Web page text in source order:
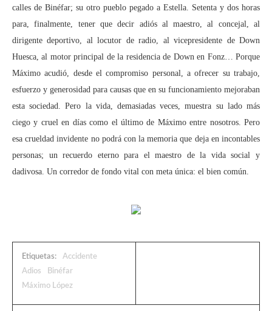
calles de Binéfar; su otro pueblo pegado a Estella. Setenta y dos horas
para, finalmente, tener que decir adiós al maestro, al concejal, al
dirigente deportivo, al locutor de radio, al vicepresidente de Down
Huesca, al motor principal de la residencia de Down en Fonz… Porque
Máximo acudió, desde el compromiso personal, a ofrecer su trabajo,
esfuerzo y generosidad para causas que en su funcionamiento mejoraban
esta sociedad. Pero la vida, demasiadas veces, muestra su lado más
ciego y cruel en días como el último de Máximo entre nosotros. Pero
esa crueldad invidente no podrá con la memoria que deja en incontables
personas; un recuerdo eterno para el maestro de la vida social y
dadivosa. Un corredor de fondo vital con meta única: el bien común.
Etiquetas:
Accidente
Adios
Binéfar
Máximo López